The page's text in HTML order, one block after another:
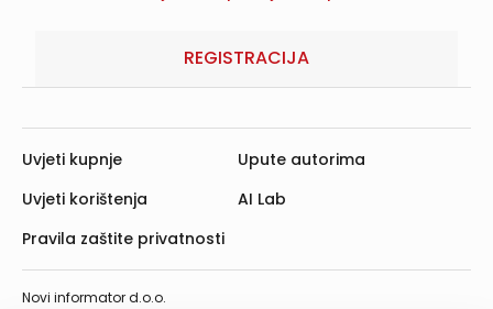
REGISTRACIJA
Novi informator d.o.o.
Uvjeti kupnje
Uvjeti korištenja
Pravila zaštite privatnosti
Upute autorima
AI Lab